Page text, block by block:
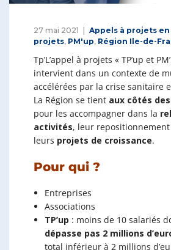
27 mai 2021 Appels à projets
projets, PM'up, Région Ile-de-
Tp’L’appel à projets « TP’up et
intervient dans un contexte de
accélérées par la crise sanitaire
La Région se tient aux côtés
pour les accompagner dans la
activités, leur
leurs projets de croissance.
Pour qui ?
Entreprises
Associations
TP’up : moins de 10 salariés
dépasse pas 2 millions
total inférieur à 2 millions